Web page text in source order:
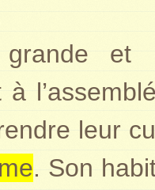
grande et
à
leur
. Son